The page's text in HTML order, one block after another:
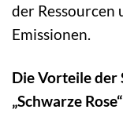
der Ressourcen
Emissionen.
Die Vorteile der
„Schwarze